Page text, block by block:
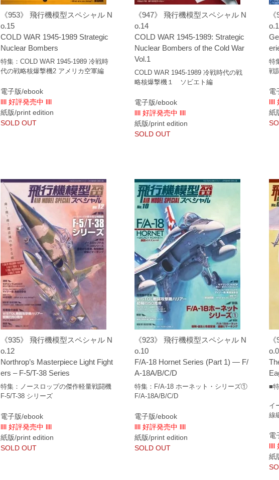
《953》 飛行機模型スペシャル N
o.15
COLD WAR 1945-1989 Strategic
Nuclear Bombers
特集：COLD WAR 1945-1989 冷戦時
代の戦略核爆撃機2 アメリカ空軍編
電子版/ebook
llll 好評発売中 llll
紙版/print edition
SOLD OUT
《947》 飛行機模型スペシャル N
o.14
COLD WAR 1945-1989: Strategic
Nuclear Bombers of the Cold War
Vol.1
COLD WAR 1945-1989 冷戦時代の戦
略核爆撃機１ ソビエト編
電子版/ebook
llll 好評発売中 llll
紙版/print edition
SOLD OUT
特
戦
電
llll
紙
《935》 飛行機模型スペシャル N
o.12
Northrop’s Masterpiece Light Fight
ers – F-5/T-38 Series
特集：ノースロップの傑作軽量戦闘機
F-5/T-38 シリーズ
電子版/ebook
llll 好評発売中 llll
紙版/print edition
SOLD OUT
《923》 飛行機模型スペシャル N
o.10
F/A-18 Hornet Series (Part 1) — F/
A-18A/B/C/D
特集：F/A-18 ホーネット・シリーズ①
F/A-18A/B/C/D
電子版/ebook
llll 好評発売中 llll
紙版/print edition
SOLD OUT
■
イ
線
電
llll
紙